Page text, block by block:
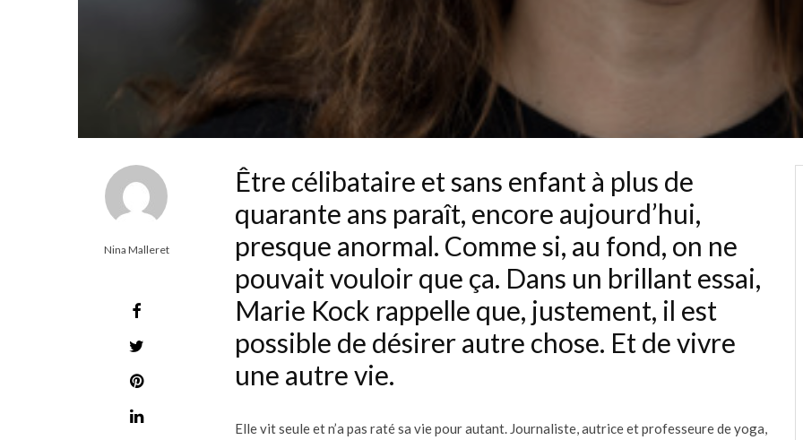
Nina Malleret
Être célibataire et sans enfant à plus de
quarante ans paraît, encore aujourd’hui,
presque anormal. Comme si, au fond, on ne
pouvait vouloir que ça. Dans un brillant essai,
Marie Kock rappelle que, justement, il est
possible de désirer autre chose. Et de vivre
une autre vie.
Elle vit seule et n’a pas raté sa vie pour autant. Journaliste, autrice et professeure de yoga,